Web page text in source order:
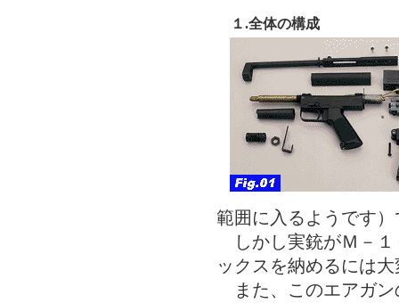
１.全体の構成
範囲に入るようです）
しかし実銃がＭ－１
ックスを納めるには
また、このエアガン